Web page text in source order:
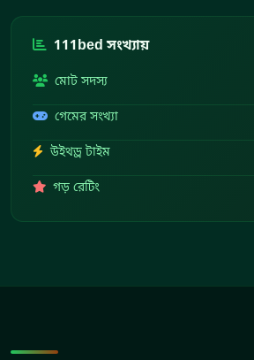
111bed সংখ্যায়
মোট সদস্য
গেমের সংখ্যা
উইথড্র টাইম
গড় রেটিং